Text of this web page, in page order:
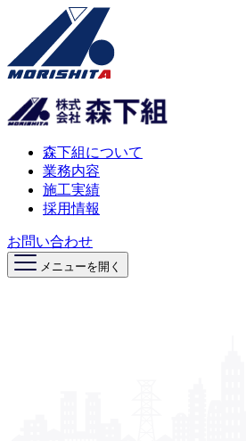
森下組について
業務内容
施工実績
採用情報
お問い合わせ
メニューを開く